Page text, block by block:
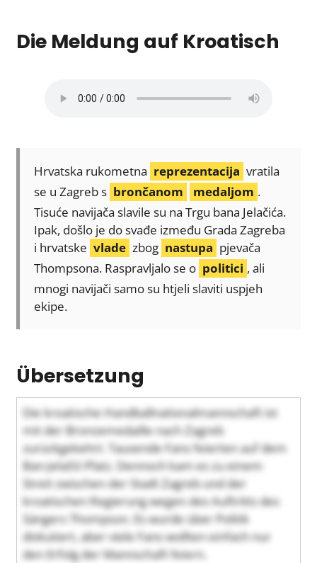
Die Meldung auf Kroatisch
Hrvatska rukometna reprezentacija vratila
se u Zagreb s brončanom medaljom .
Tisuće navijača slavile su na Trgu bana Jelačića.
Ipak, došlo je do svađe između Grada Zagreba
i hrvatske vlade zbog nastupa pjevača
Thompsona. Raspravljalo se o politici , ali
mnogi navijači samo su htjeli slaviti uspjeh
ekipe.
Übersetzung
Die kroatische Handballnationalmannschaft ist
mit der Bronzemedaille nach Zagreb
zurückgekehrt. Tausende Fans feierten auf dem
Ban-Jelačić-Platz. Dennoch kam es zu einem
Streit zwischen der Stadt Zagreb und der
kroatischen Regierung wegen des Auftritts des
Sängers Thompson. Es wurde über Politik
diskutiert, aber viele Fans wollten einfach nur
den Erfolg der Mannschaft feiern.